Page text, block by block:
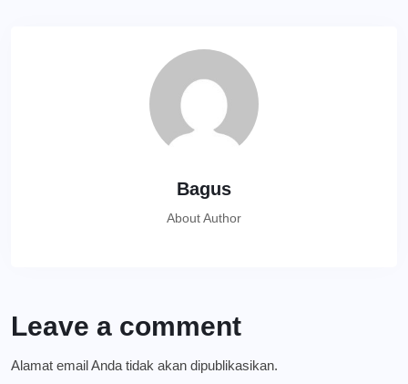
Bagus
About Author
Leave a comment
Alamat email Anda tidak akan dipublikasikan.